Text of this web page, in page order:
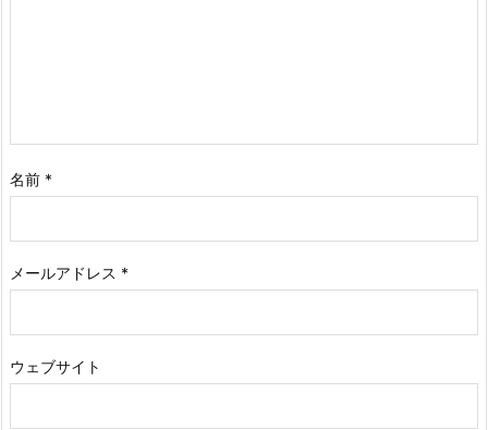
名前 *
メールアドレス *
ウェブサイト